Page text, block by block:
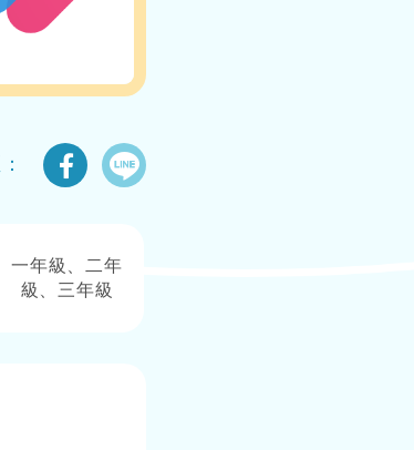
一年級、二年
級、三年級